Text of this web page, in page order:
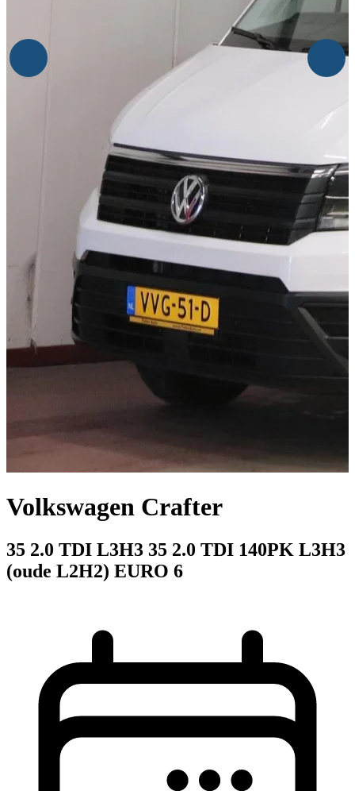
Volkswagen Crafter
35 2.0 TDI L3H3 35 2.0 TDI 140PK L3H3
(oude L2H2) EURO 6